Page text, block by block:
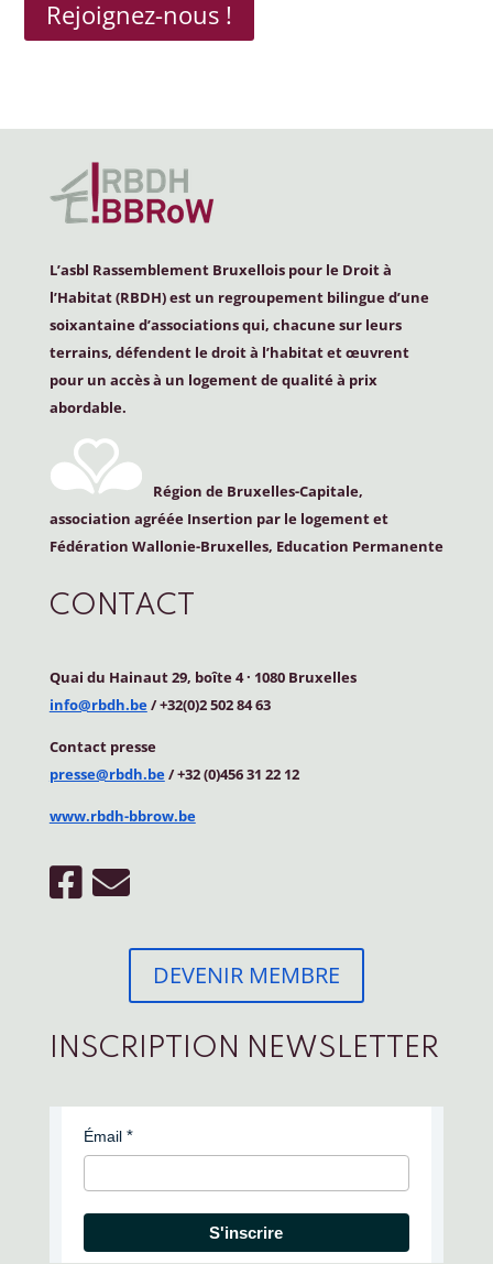
Rejoignez-nous !
L’asbl Rassemblement Bruxellois pour le Droit à
l’Habitat (RBDH) est un regroupement bilingue d’une
soixantaine d’associations qui, chacune sur leurs
terrains, défendent le droit à l’habitat et œuvrent
pour un accès à un logement de qualité à prix
abordable.
Région de Bruxelles-Capitale,
association agréée Insertion par le logement et
Fédération Wallonie-Bruxelles, Education Permanente
CONTACT
Quai du Hainaut 29, boîte 4· 1080 Bruxelles
info@rbdh.be/ +32(0)2 502 84 63
Contact presse
presse@rbdh.be/ +32 (0)456 31 22 12
www.rbdh-bbrow.be
DEVENIR MEMBRE
INSCRIPTION NEWSLETTER
Émail
S'inscrire